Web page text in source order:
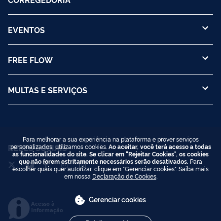
EVENTOS
FREE FLOW
MULTAS E SERVIÇOS
REDES SOCIAIS
Acesso à
Informação
Para melhorar a sua experiência na plataforma e prover serviços
personalizados, utilizamos cookies. Ao aceitar, você terá acesso a todas
as funcionalidades do site. Se clicar em "Rejeitar Cookies", os cookies
que não forem estritamente necessários serão desativados. Para
escolher quais quer autorizar, clique em "Gerenciar cookies". Saiba mais
em nossa Declaração de Cookies.
Gerenciar cookies